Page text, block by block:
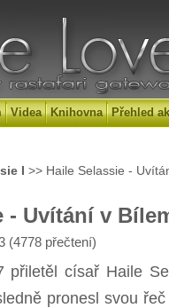
Videa Knihovna Přehled
I >> Haile Selassie -
- Uvítání v
(4778 přečtení)
přiletěl císař Haile
pronesl svou řeč